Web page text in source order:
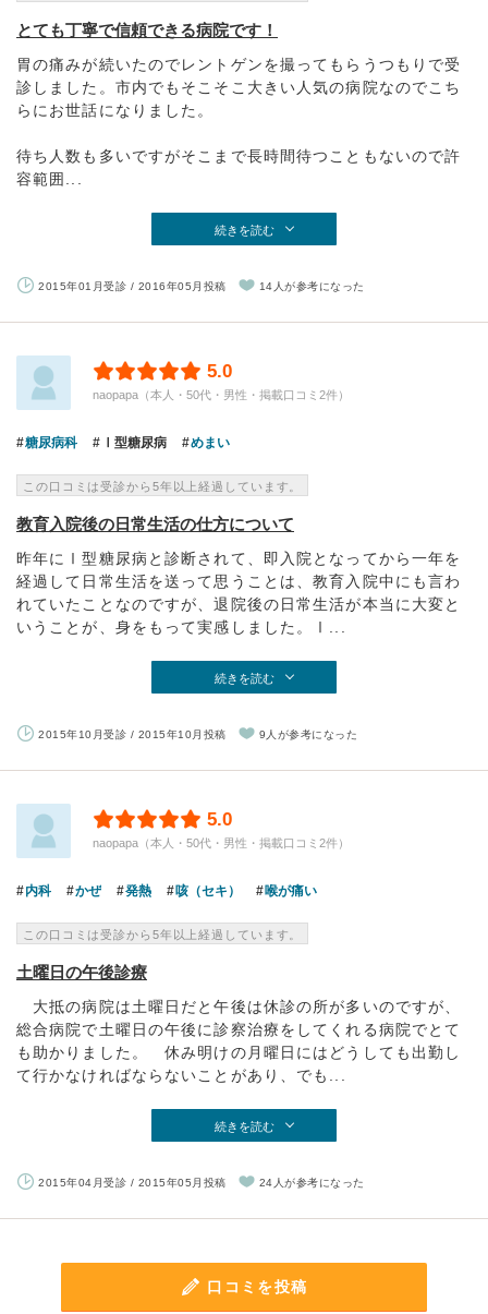
とても丁寧で信頼できる病院です！
胃の痛みが続いたのでレントゲンを撮ってもらうつもりで受
診しました。市内でもそこそこ大きい人気の病院なのでこち
らにお世話になりました。
待ち人数も多いですがそこまで長時間待つこともないので許
容範囲...
続きを読む
2015年01月受診 / 2016年05月投稿 14人が参考になった
5.0
naopapa（本人・50代・男性・掲載口コミ2件）
糖尿病科 Ⅰ型糖尿病 めまい
この口コミは受診から5年以上経過しています。
教育入院後の日常生活の仕方について
昨年にⅠ型糖尿病と診断されて、即入院となってから一年を
経過して日常生活を送って思うことは、教育入院中にも言わ
れていたことなのですが、退院後の日常生活が本当に大変と
いうことが、身をもって実感しました。Ⅰ...
続きを読む
2015年10月受診 / 2015年10月投稿 9人が参考になった
5.0
naopapa（本人・50代・男性・掲載口コミ2件）
内科 かぜ 発熱 咳（セキ） 喉が痛い
この口コミは受診から5年以上経過しています。
土曜日の午後診療
大抵の病院は土曜日だと午後は休診の所が多いのですが、
総合病院で土曜日の午後に診察治療をしてくれる病院でとて
も助かりました。 休み明けの月曜日にはどうしても出勤し
て行かなければならないことがあり、でも...
続きを読む
2015年04月受診 / 2015年05月投稿 24人が参考になった
口コミを投稿